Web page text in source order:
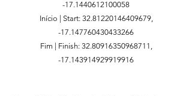
-17.1440612100058
Início | Start: 32.81220146409679,
-17.147760430433266
Fim | Finish: 32.80916350968711 ,
-17.143914929919916